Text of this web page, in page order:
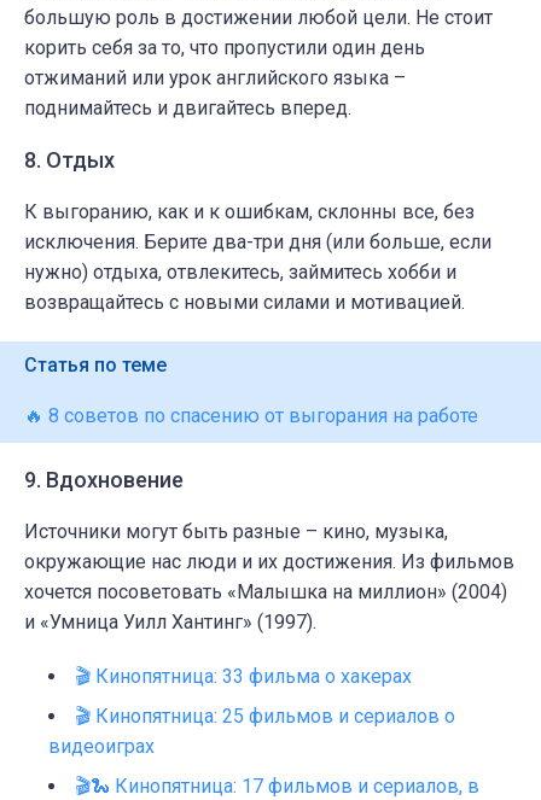
большую роль в достижении любой цели. Не стоит
корить себя за то, что пропустили один день
отжиманий или урок английского языка –
поднимайтесь и двигайтесь вперед.
8. Отдых
К выгоранию, как и к ошибкам, склонны все, без
исключения. Берите два-три дня (или больше, если
нужно) отдыха, отвлекитесь, займитесь хобби и
возвращайтесь с новыми силами и мотивацией.
Статья по теме
🔥 8 советов по спасению от выгорания на работе
9. Вдохновение
Источники могут быть разные – кино, музыка,
окружающие нас люди и их достижения. Из фильмов
хочется посоветовать «Малышка на миллион» (2004)
и «Умница Уилл Хантинг» (1997).
🎬 Кинопятница: 33 фильма о хакерах
🎬 Кинопятница: 25 фильмов и сериалов о
видеоиграх
🎬🐍 Кинопятница: 17 фильмов и сериалов, в